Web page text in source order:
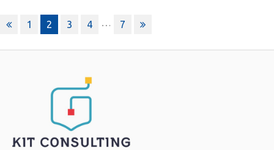
Paginación
1 2 3 4 … 7